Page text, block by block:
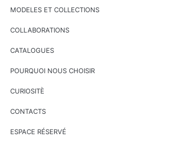
MODELES ET COLLECTIONS
COLLABORATIONS
CATALOGUES
POURQUOI NOUS CHOISIR
CURIOSITÈ
CONTACTS
ESPACE RÉSERVÉ